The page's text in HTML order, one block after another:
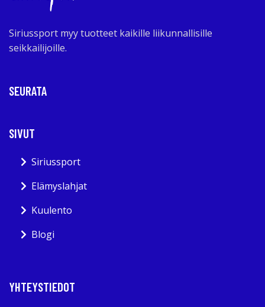
Siriussport myy tuotteet kaikille liikunnallisille
seikkailijoille.
SEURATA
SIVUT
Siriussport
Elämyslahjat
Kuulento
Blogi
YHTEYSTIEDOT